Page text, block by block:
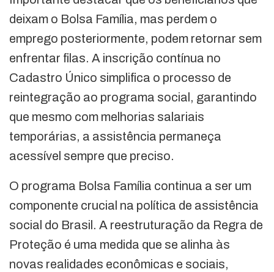
deixam o Bolsa Família, mas perdem o
emprego posteriormente, podem retornar sem
enfrentar filas. A inscrição contínua no
Cadastro Único simplifica o processo de
reintegração ao programa social, garantindo
que mesmo com melhorias salariais
temporárias, a assistência permaneça
acessível sempre que preciso.
O programa Bolsa Família continua a ser um
componente crucial na política de assistência
social do Brasil. A reestruturação da Regra de
Proteção é uma medida que se alinha às
novas realidades econômicas e sociais,